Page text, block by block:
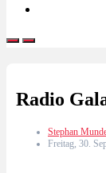
Radio
Stephan
Freitag, 30.